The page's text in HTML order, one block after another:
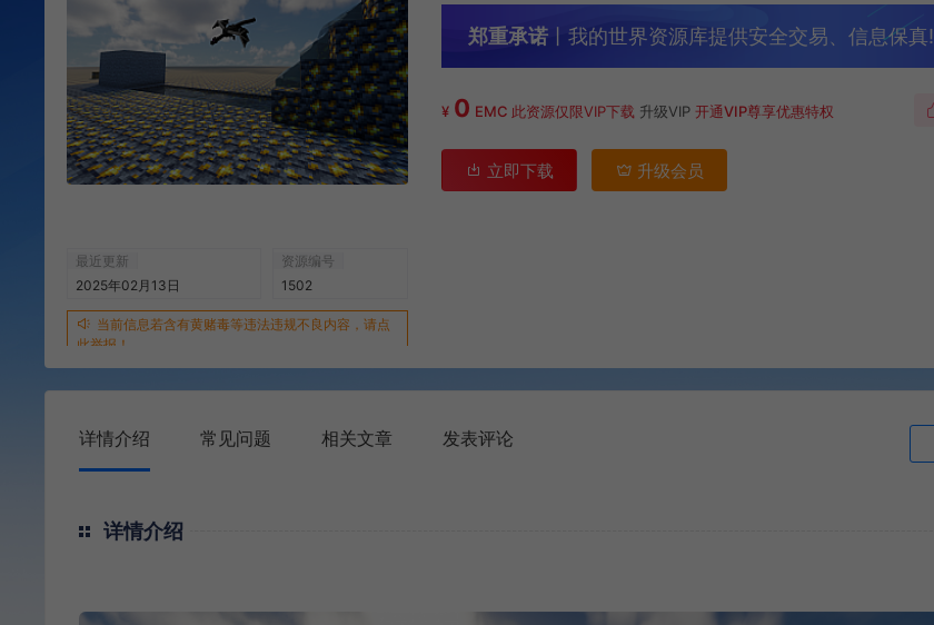
最近更新
2025年02月13日
资源编号
1502
当前信息若含有黄赌毒等违法违规不良内容，请点
此举报！
郑重承诺 丨我的世界资源库提供安全交易、信息保真!
¥ 0 EMC 此资源仅限VIP下载 升级VIP 开通VIP尊享优惠特权
立即下载 升级会员
详情介绍 常见问题 相关文章 发表评论
详情介绍